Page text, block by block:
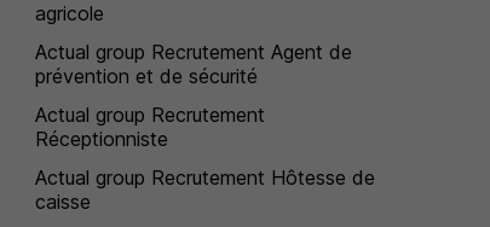
agricole
Actual group Recrutement Agent de
prévention et de sécurité
Actual group Recrutement
Réceptionniste
Actual group Recrutement Hôtesse de
caisse